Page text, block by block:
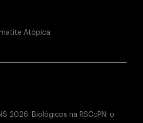
Atópica
2026: Biológicos na RSCcPN: o